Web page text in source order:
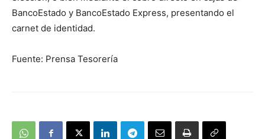
BancoEstado y BancoEstado Express, presentando el
carnet de identidad.
Fuente: Prensa Tesorería